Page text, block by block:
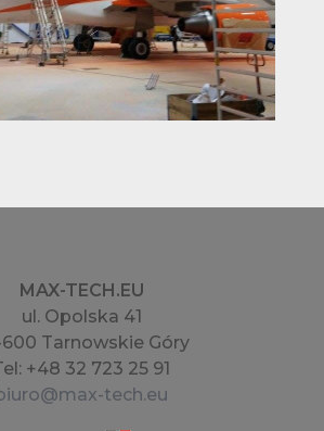
MAX-TECH.EU
ul. Opolska 41
Tarnowskie Góry
+48 32 723 25 91
tech.eu